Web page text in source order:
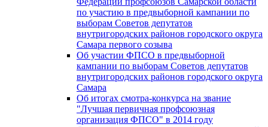
по участию в предвыборной кампании по
выборам Советов депутатов
внутригородских районов городского округа
Самара первого созыва
Об участии ФПСО в предвыборной
кампании по выборам Советов депутатов
внутригородских районов городского округа
Самара
Об итогах смотра-конкурса на звание
"Лучшая первичная профсоюзная
организация ФПСО" в 2014 году